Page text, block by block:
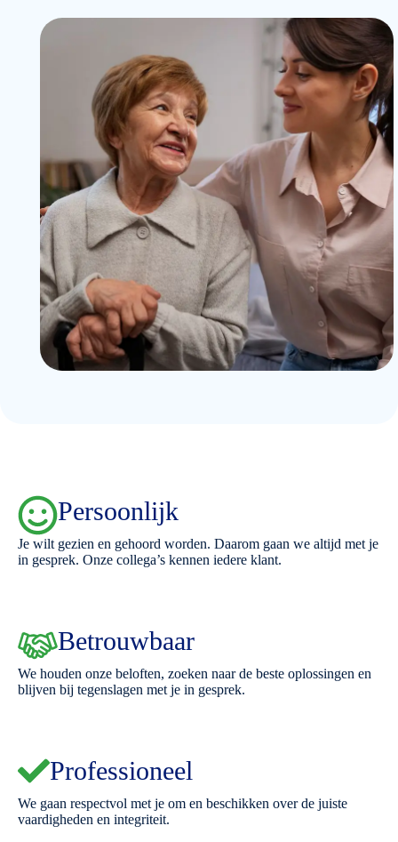
Persoonlijk
Je wilt gezien en gehoord worden. Daarom gaan we altijd met je
in gesprek. Onze collega’s kennen iedere klant.
Betrouwbaar
We houden onze beloften, zoeken naar de beste oplossingen en
blijven bij tegenslagen met je in gesprek.
Professioneel
We gaan respectvol met je om en beschikken over de juiste
vaardigheden en integriteit.